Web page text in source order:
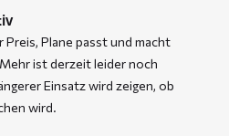
Plane passt und macht
ist derzeit leider noch
Einsatz wird zeigen, ob
wird.